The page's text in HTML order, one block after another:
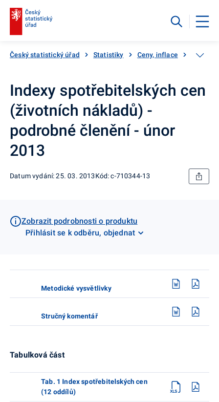
Český statistický úřad Statistiky Ceny, inflace
Indexy spotřebitelských cen
(životních nákladů) -
podrobné členění - únor
2013
Datum vydání: 25. 03. 2013Kód: c-710344-13
Zobrazit podrobnosti o produktu
Přihlásit se k odběru, objednat
Metodické vysvětlivky
Stručný komentář
Tabulková část
Tab. 1 Index spotřebitelských cen
(12 oddílů)